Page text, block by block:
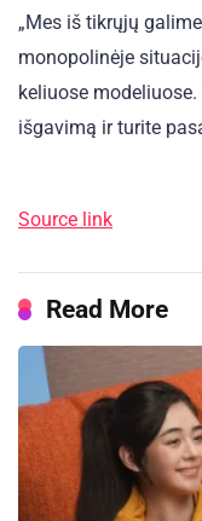
„Mes iš tikrųjų
monopolinėje
keliuose
išgavimą ir turite
Source link
Read More